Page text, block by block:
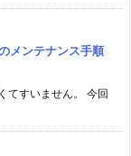
メンテナンス手順
てすいません。 今回